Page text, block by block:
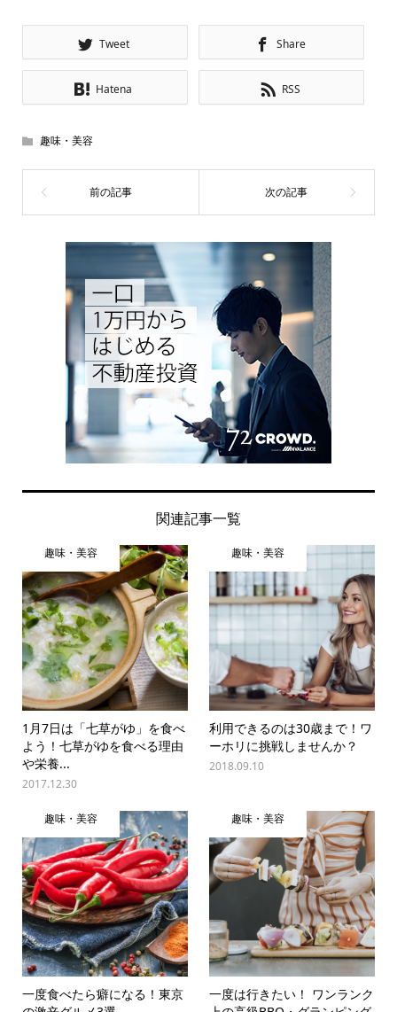
Tweet Share
Hatena RSS
趣味・美容
関連記事一覧
趣味・美容
1月7日は「七草がゆ」を食べ
よう！七草がゆを食べる理由
や栄養...
2017.12.30
趣味・美容
利用できるのは30歳まで！ワ
ーホリに挑戦しませんか？
2018.09.10
趣味・美容
一度食べたら癖になる！東京
趣味・美容
一度は行きたい！ ワンランク